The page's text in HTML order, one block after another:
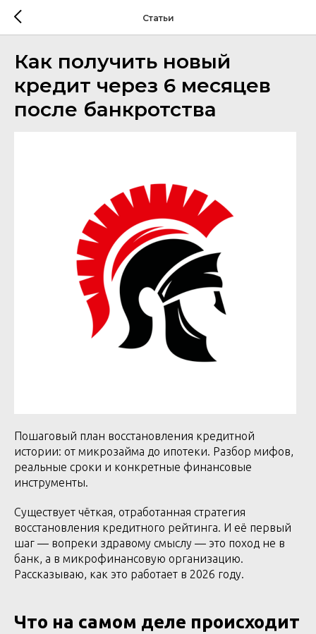
Статьи
Как получить новый
кредит через 6 месяцев
после банкротства
Пошаговый план восстановления кредитной
истории: от микрозайма до ипотеки. Разбор мифов,
реальные сроки и конкретные финансовые
инструменты.
Существует чёткая, отработанная стратегия
восстановления кредитного рейтинга. И её первый
шаг — вопреки здравому смыслу — это поход не в
банк, а в микрофинансовую организацию.
Рассказываю, как это работает в 2026 году.
Что на самом деле происходит